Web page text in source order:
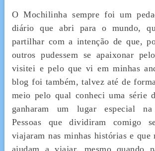
O Mochilinha sempre foi um
diário que abri para o mundo,
partilhar com a intenção de que,
outros pudessem se apaixonar
visitei e pelo que vi em minhas
blog foi também, talvez até de
meio pelo qual conheci uma série
ganharam um lugar especial
Pessoas que dividiram comigo
viajaram nas minhas histórias e que